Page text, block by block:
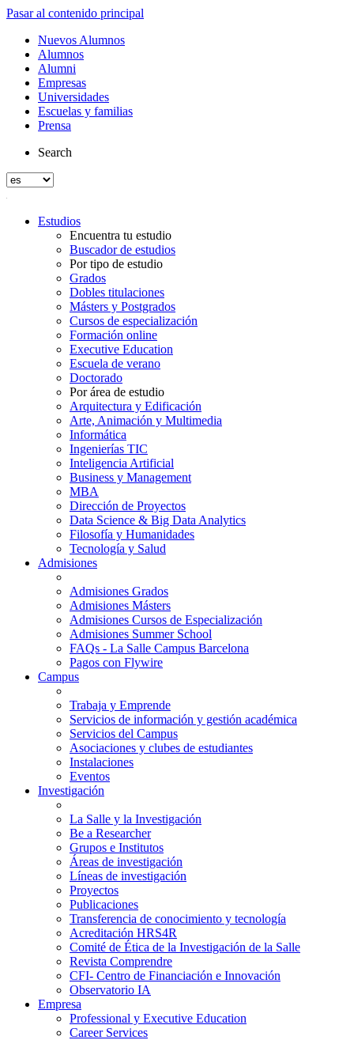
Pasar al contenido principal
Nuevos Alumnos
Alumnos
Alumni
Empresas
Universidades
Escuelas y familias
Prensa
Search
Estudios
Encuentra tu estudio
Buscador de estudios
Por tipo de estudio
Grados
Dobles titulaciones
Másters y Postgrados
Cursos de especialización
Formación online
Executive Education
Escuela de verano
Doctorado
Por área de estudio
Arquitectura y Edificación
Arte, Animación y Multimedia
Informática
Ingenierías TIC
Inteligencia Artificial
Business y Management
MBA
Dirección de Proyectos
Data Science & Big Data Analytics
Filosofía y Humanidades
Tecnología y Salud
Admisiones
Admisiones Grados
Admisiones Másters
Admisiones Cursos de Especialización
Admisiones Summer School
FAQs - La Salle Campus Barcelona
Pagos con Flywire
Campus
Trabaja y Emprende
Servicios de información y gestión académica
Servicios del Campus
Asociaciones y clubes de estudiantes
Instalaciones
Eventos
Investigación
La Salle y la Investigación
Be a Researcher
Grupos e Institutos
Áreas de investigación
Líneas de investigación
Proyectos
Publicaciones
Transferencia de conocimiento y tecnología
Acreditación HRS4R
Comité de Ética de la Investigación de la Salle
Revista Comprendre
CFI- Centro de Financiación e Innovación
Observatorio IA
Empresa
Professional y Executive Education
Career Services